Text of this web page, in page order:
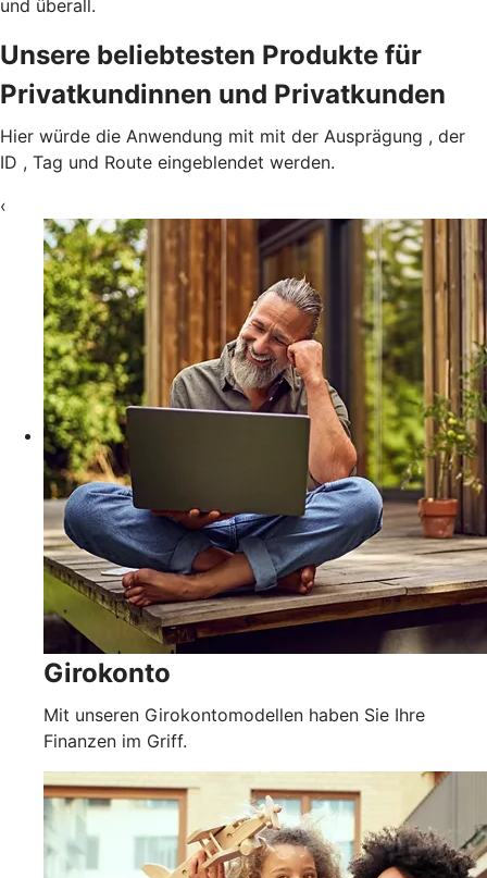
und überall.
Unsere beliebtesten Produkte für
Privatkundinnen und Privatkunden
Hier würde die Anwendung mit mit der Ausprägung , der
ID , Tag und Route eingeblendet werden.
‹
Girokonto
Mit unseren Girokontomodellen haben Sie Ihre
Finanzen im Griff.